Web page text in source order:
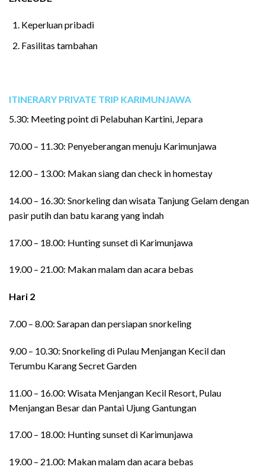
Keperluan pribadi
Fasilitas tambahan
ITINERARY PRIVATE TRIP KARIMUNJAWA
5.30: Meeting point di Pelabuhan Kartini, Jepara
70.00 – 11.30: Penyeberangan menuju Karimunjawa
12.00 – 13.00: Makan siang dan check in homestay
14.00 – 16.30: Snorkeling dan wisata Tanjung Gelam dengan
pasir putih dan batu karang yang indah
17.00 – 18.00: Hunting sunset di Karimunjawa
19.00 – 21.00: Makan malam dan acara bebas
Hari 2
7.00 – 8.00: Sarapan dan persiapan snorkeling
9.00 – 10.30: Snorkeling di Pulau Menjangan Kecil dan
Terumbu Karang Secret Garden
11.00 – 16.00: Wisata Menjangan Kecil Resort, Pulau
Menjangan Besar dan Pantai Ujung Gantungan
17.00 – 18.00: Hunting sunset di Karimunjawa
19.00 – 21.00: Makan malam dan acara bebas